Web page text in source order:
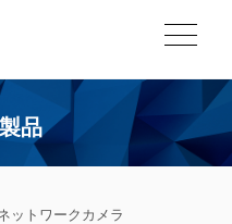
品
ットワークカメラ